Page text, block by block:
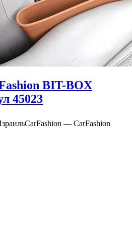
BIT-BOX
45023
CarFashion — CarFashion